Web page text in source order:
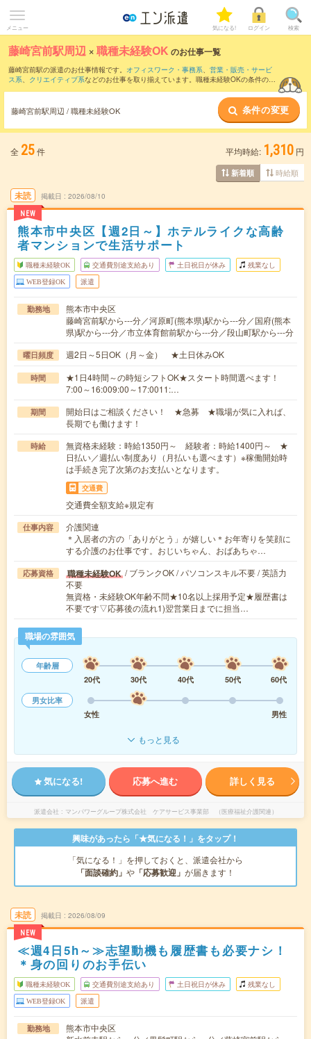
メニュー 気になる! ログイン 検索
藤崎宮前駅周辺 ×職種未経験OK のお仕事一覧
藤崎宮前駅の派遣のお仕事情報です。 オフィスワーク・事務系、 営業・販売・サービ
ス系、 クリエイティブ系などのお仕事を取り揃えています。職種未経験OKの条件の他
藤崎宮前駅周辺 / 職種未経験OK 条件の変更
全 25件 平均時給: 1,310 円
新着順 時給順
未読
NEW
掲載日 2026/08/10
熊本市中央区【週2日～】ホテルライクな高齢
者マンションで生活サポート
職種未経験OK 交通費別途支給あり 土日祝日が休み 残業なし
WEB登録OK 派遣
勤務地
熊本市中央区
藤崎宮前駅から---分／河原町(熊本県)駅から---分／国府(熊本
県)駅から---分／市立体育館前駅から---分／段山町駅から---分
曜日頻度 週2日～5日OK（月～金） ★土日休みOK
時間
★1日4時間～の時短シフトOK★スタート時間選べます！
7:00～16:009:00～17:0011:…
期間
開始日はご相談ください！ ★急募 ★職場が気に入れば、
長期でも働けます！
時給
無資格未経験：時給1350円～ 経験者：時給1400円～ ★
日払い／週払い制度あり（月払いも選べます）※稼働開始時
は手続き完了次第のお支払いとなります。
交通費
交通費全額支給※規定有
仕事内容
介護関連
＊入居者の方の「ありがとう」が嬉しい＊お年寄りを笑顔に
する介護のお仕事です。おじいちゃん、おばあちゃ…
応募資格 職種未経験OK / ブランクOK / パソコンスキル不要 / 英語力
不要
無資格・未経験OK年齢不問★10名以上採用予定★履歴書は
不要です▽応募後の流れ1)翌営業日までに担当…
職場の雰囲気
年齢層
20代
30代 40代 50代
60代
男女比率
女性
男性
もっと見る
気になる! 応募へ進む 詳しく見る
派遣会社 マンパワーグループ株式会社 ケアサービス事業部 （医療福祉介護関連）
興味があったら「★気になる！」をタップ！
「気になる！」を押しておくと、派遣会社から
「面談確約」 や 「応募歓迎」 が届きます！
未読
NEW
掲載日 2026/08/09
≪週4日5h～≫志望動機も履歴書も必要ナシ！
＊身の回りのお手伝い
職種未経験OK 交通費別途支給あり 土日祝日が休み 残業なし
WEB登録OK 派遣
勤務地
熊本市中央区